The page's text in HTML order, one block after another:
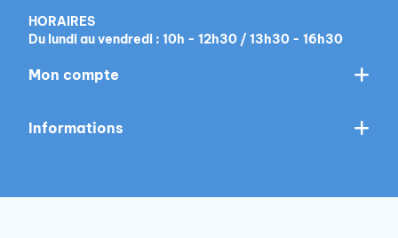
HORAIRES
Du lundi au vendredi : 10h - 12h30 / 13h30 - 16h30
Mon compte
Informations